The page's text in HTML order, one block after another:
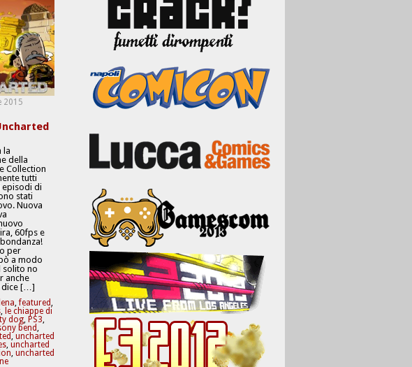
2015
la
della
Collection
tutti
episodi di
stati
Nuova
60fps e
per
a modo
solito no
anche
dice […]
,featured,
, le chiappe di
dog, PS3,
bend,
, uncharted
, uncharted
, uncharted